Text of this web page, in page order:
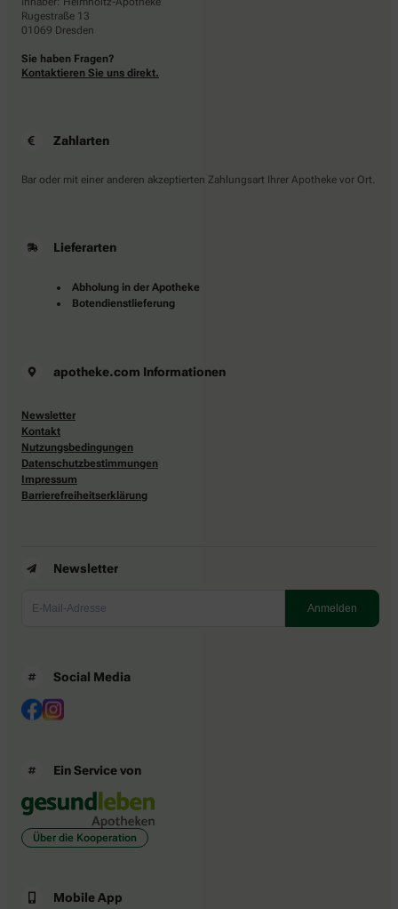
Rugestraße 13
01069 Dresden
Sie haben Fragen?
Kontaktieren Sie uns direkt.
Zahlarten
Bar oder mit einer anderen akzeptierten Zahlungsart Ihrer Apotheke vor Ort.
Lieferarten
Abholung in der Apotheke
Botendienstlieferung
apotheke.com Informationen
Newsletter
Kontakt
Nutzungsbedingungen
Datenschutzbestimmungen
Impressum
Barrierefreiheitserklärung
Newsletter
Social Media
Ein Service von
Über die Kooperation
Mobile App